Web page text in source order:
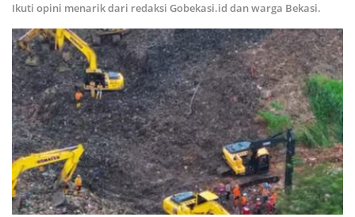
Ikuti opini menarik dari redaksi Gobekasi.id dan warga Bekasi.